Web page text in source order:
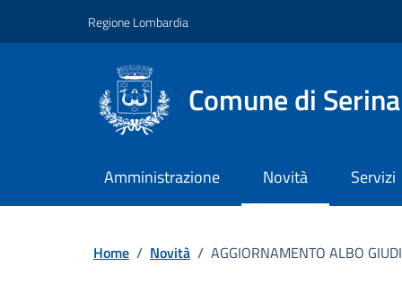
Regione Lombardia
Comune di Serina
Amministrazione Novità Servizi
Home / Novità / AGGIORNAMENTO ALBO